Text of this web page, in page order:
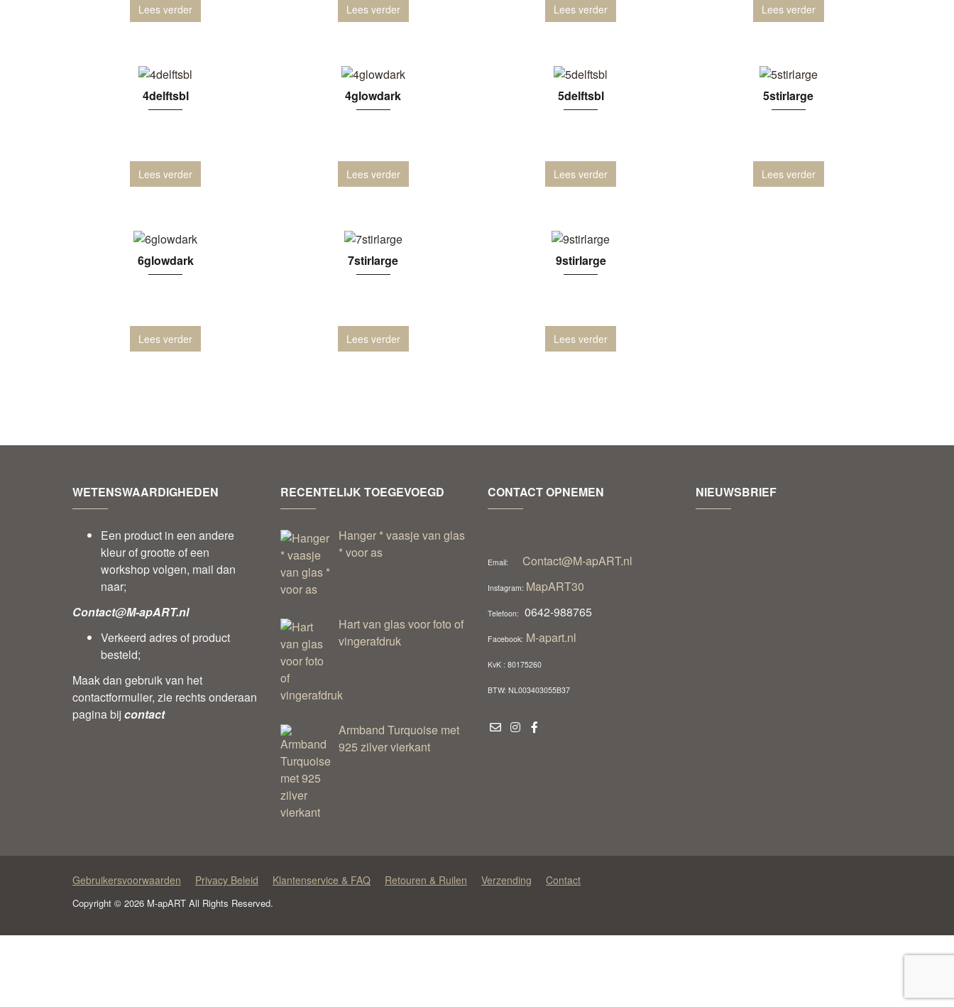
Lees verder Lees verder Lees verder Lees verder
4delftsbl
Lees verder
4glowdark
Lees verder
5delftsbl
Lees verder
5stirlarge
Lees verder
6glowdark
Lees verder
7stirlarge
Lees verder
9stirlarge
Lees verder
WETENSWAARDIGHEDEN
Een product in een andere
kleur of grootte of een
workshop volgen, mail dan
naar;
Contact@M-apART.nl
Verkeerd adres of product
besteld;
Maak dan gebruik van het
contactformulier, zie rechts onderaan
pagina bij contact
RECENTELIJK TOEGEVOEGD
Hanger * vaasje van glas
* voor as
Hart van glas voor foto of
vingerafdruk
Armband Turquoise met
925 zilver vierkant
CONTACT OPNEMEN
Email: Contact@M-apART.nl
Instagram: MapART30
Telefoon: 0642-988765
Facebook: M-apart.nl
KvK : 80175260
BTW: NL003403055B37
NIEUWSBRIEF
Gebruikersvoorwaarden Privacy Beleid Klantenservice & FAQ Retouren & Ruilen Verzending Contact
Copyright © 2026 M-apART All Rights Reserved.